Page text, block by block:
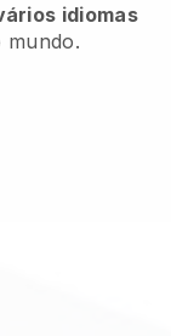
idiomas
mundo.